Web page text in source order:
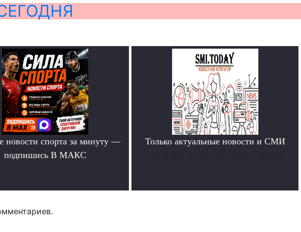
новости спорта за минуту —
подпишись В МАКС
Только актуальные новости и СМИ